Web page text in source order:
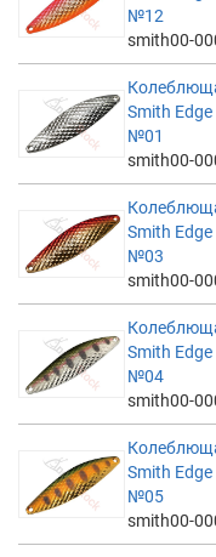
№12
smith00-
Smith Edge
№01
smith00-
Smith Edge
№03
smith00-
Smith Edge
№04
smith00-
Smith Edge
№05
smith00-